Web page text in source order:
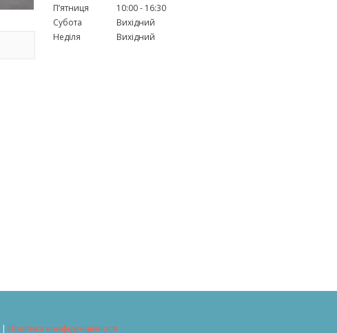
Пʼятниця
10:00
16:30
Субота
Вихідний
Неділя
Вихідний
| Політика конфіденційності